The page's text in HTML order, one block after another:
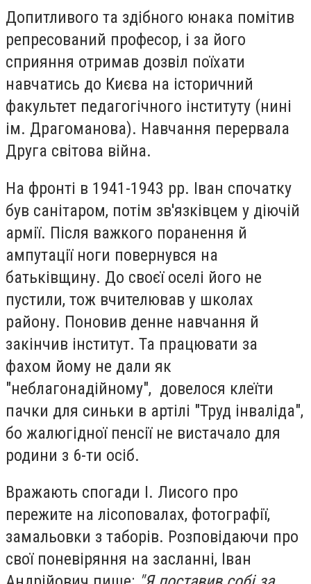
Допитливого та здібного юнака помітив
репресований професор, і за його
сприяння отримав дозвіл поїхати
навчатись до Києва на історичний
факультет педагогічного інституту (нині
ім. Драгоманова). Навчання перервала
Друга світова війна.
На фронті в 1941-1943 рр. Іван спочатку
був санітаром, потім зв'язківцем у діючій
армії. Після важкого поранення й
ампутації ноги повернувся на
батьківщину. До своєї оселі його не
пустили, тож вчителював у школах
району. Поновив денне навчання й
закінчив інститут. Та працювати за
фахом йому не дали як
"неблагонадійному", довелося клеїти
пачки для синьки в артілі "Труд інваліда",
бо жалюгідної пенсії не вистачало для
родини з 6-ти осіб.
Вражають спогади І. Лисого про
пережите на лісоповалах, фотографії,
замальовки з таборів. Розповідаючи про
свої поневіряння на засланні, Іван